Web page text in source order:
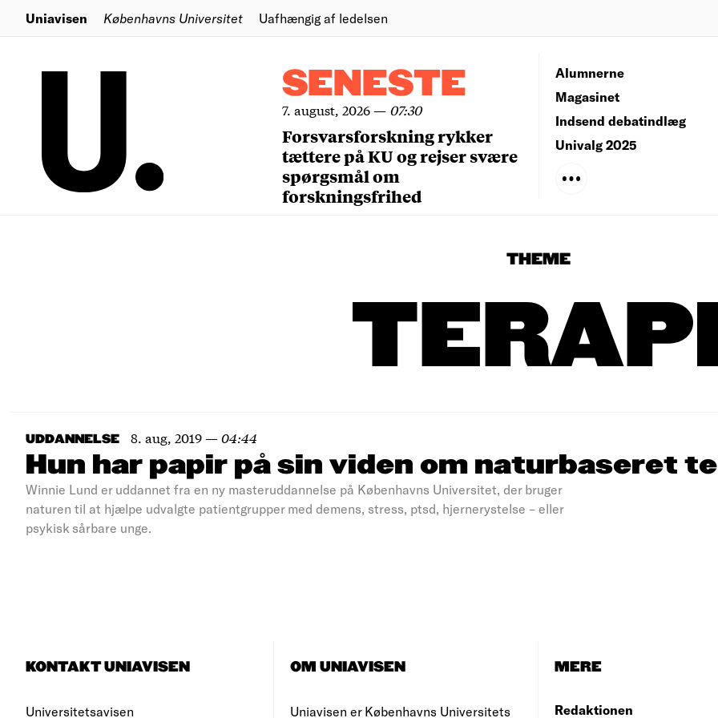
Uniavisen Københavns Universitet Uafhængig af ledelsen
SENESTE
7. august, 2026— 07:30
Forsvarsforskning rykker
tættere på KU og rejser svære
spørgsmål om
forskningsfrihed
Alumnerne
Magasinet
Indsend debatindlæg
Univalg 2025
THEME
UDDANNELSE 8. aug, 2019—04:44
Hun har papir på sin viden om naturbaseret
Winnie Lund er uddannet fra en ny masteruddannelse på Københavns Universitet, der bruger
naturen til at hjælpe udvalgte patientgrupper med demens, stress, ptsd, hjernerystelse – eller
psykisk sårbare unge.
KONTAKT UNIAVISEN
Universitetsavisen
OM UNIAVISEN
Uniavisen er Københavns Universitets
MERE
Redaktionen